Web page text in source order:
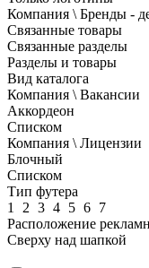
Компания \ Бренды -
Связанные товары
Связанные разделы
Разделы и товары
Вид каталога
Компания \ Вакансии
Аккордеон
Списком
Компания \ Лицензии
Блочный
Списком
Тип футера
1
2 3 4 5 6 7
Расположение
Сверху над шапкой